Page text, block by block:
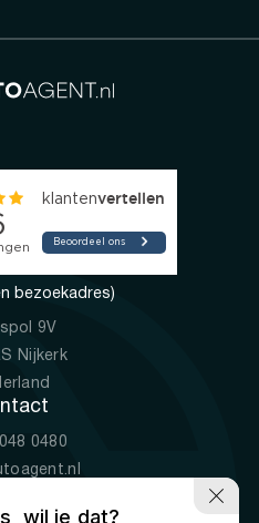
bezoekadres)
9V
Nijkerk
0480
wil je dat?